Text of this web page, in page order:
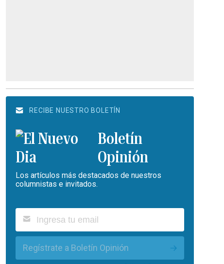
RECIBE NUESTRO BOLETÍN
Boletín
Opinión
Los artículos más destacados de nuestros
columnistas e invitados.
Regístrate a Boletín Opinión